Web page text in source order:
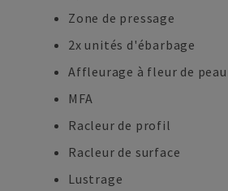
Zone de pressage
2x unités d'ébarbage
Affleurage à fleur de peau
MFA
Racleur de profil
Racleur de surface
Lustrage